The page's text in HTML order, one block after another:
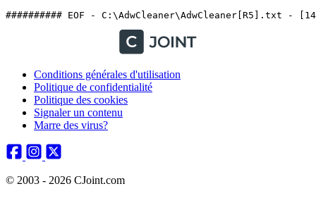
Conditions générales d'utilisation
Politique de confidentialité
Politique des cookies
Signaler un contenu
Marre des virus?
© 2003 - 2026 CJoint.com